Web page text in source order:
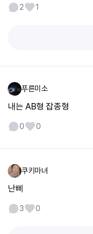
2 1
푸른미소
내는 AB형 잡종형
0 0
쿠키마녀
난삐
3 0